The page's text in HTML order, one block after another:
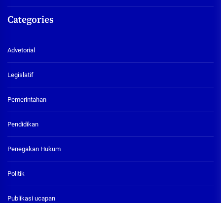
Categories
Advetorial
Legislatif
Pemerintahan
Pendidikan
Penegakan Hukum
Politik
Publikasi ucapan